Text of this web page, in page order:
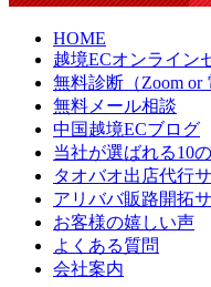
HOME
越境ECオンライン
無料診断（Zoom or
無料メール相談
中国越境ECブログ
当社が選ばれる10
タオバオ出店代行
アリババ販路開拓
お客様の嬉しい声
よくある質問
会社案内